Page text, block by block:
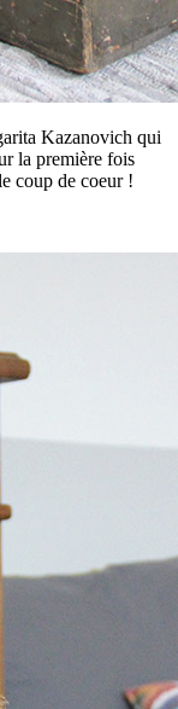
Kazanovich qui
la première fois
coup de coeur !